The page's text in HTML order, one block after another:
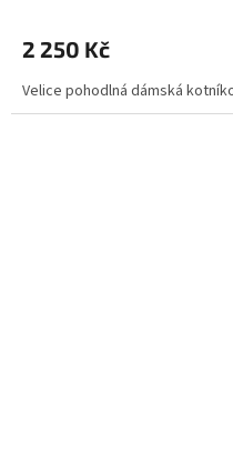
2 250 Kč
Velice pohodlná dámská